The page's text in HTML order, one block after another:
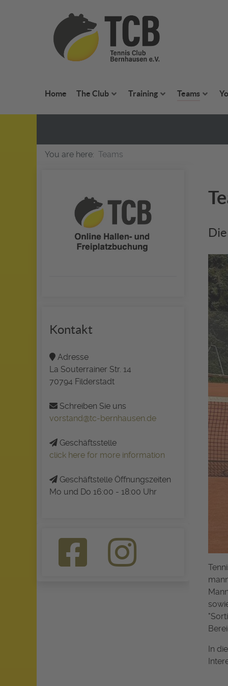
Home The Club Training Teams
You are here: Teams
Kontakt
Adresse
La Souterrainer Str. 14
70794 Filderstadt
Schreiben Sie uns
vorstand@tc-bernhausen.de
Geschäftsstelle
click here for more information
Geschäftstelle Öffnungszeiten
Mo und Do 16:00 - 18:00 Uhr
In